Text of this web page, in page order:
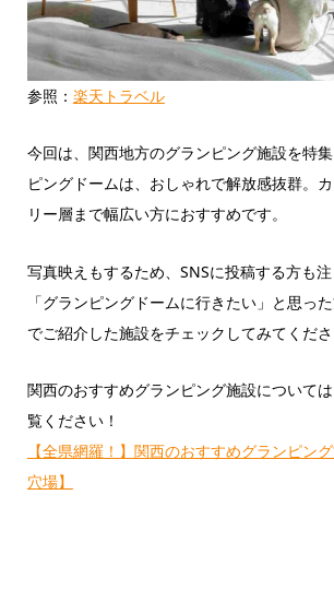
参照： 楽天トラベル
今回は、関西地方のグランピング施設を特
ピングドームは、おしゃれで解放感抜群。
リー層まで幅広い方におすすめです。
写真映えもするため、SNSに投稿する方も注
「グランピングドームに行きたい」と思っ
でご紹介した施設をチェックしてみてくださ
関西のおすすめグランピング施設について
覧ください！
【全県網羅！】関西のおすすめグランピン
穴場】